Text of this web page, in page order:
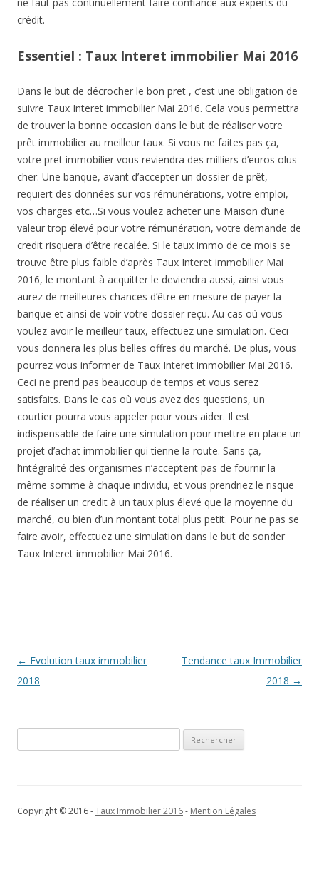
crédit.
Essentiel : Taux Interet immobilier Mai 2016
Dans le but de décrocher le bon pret , c’est une obligation de
suivre Taux Interet immobilier Mai 2016. Cela vous permettra
de trouver la bonne occasion dans le but de réaliser votre
prêt immobilier au meilleur taux. Si vous ne faites pas ça,
votre pret immobilier vous reviendra des milliers d’euros olus
cher. Une banque, avant d’accepter un dossier de prêt,
requiert des données sur vos rémunérations, votre emploi,
vos charges etc…Si vous voulez acheter une Maison d’une
valeur trop élevé pour votre rémunération, votre demande de
credit risquera d’être recalée. Si le taux immo de ce mois se
trouve être plus faible d’après Taux Interet immobilier Mai
2016, le montant à acquitter le deviendra aussi, ainsi vous
aurez de meilleures chances d’être en mesure de payer la
banque et ainsi de voir votre dossier reçu. Au cas où vous
voulez avoir le meilleur taux, effectuez une simulation. Ceci
vous donnera les plus belles offres du marché. De plus, vous
pourrez vous informer de Taux Interet immobilier Mai 2016.
Ceci ne prend pas beaucoup de temps et vous serez
satisfaits. Dans le cas où vous avez des questions, un
courtier pourra vous appeler pour vous aider. Il est
indispensable de faire une simulation pour mettre en place un
projet d’achat immobilier qui tienne la route. Sans ça,
l’intégralité des organismes n’acceptent pas de fournir la
même somme à chaque individu, et vous prendriez le risque
de réaliser un credit à un taux plus élevé que la moyenne du
marché, ou bien d’un montant total plus petit. Pour ne pas se
faire avoir, effectuez une simulation dans le but de sonder
Taux Interet immobilier Mai 2016.
Navigation
des
← Evolution taux immobilier
2018
Tendance taux Immobilier
2018 →
Copyright © 2016 -Taux Immobilier 2016- Mention Légales